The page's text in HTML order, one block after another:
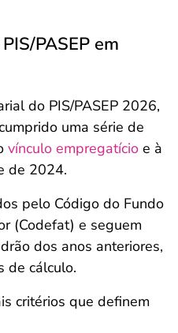
PASEP em
do PIS/PASEP 2026,
uma série de
vínculo empregatício e à
de 2024.
pelo Código do Fundo
(Codefat) e seguem
dos anos anteriores,
de cálculo.
critérios que definem